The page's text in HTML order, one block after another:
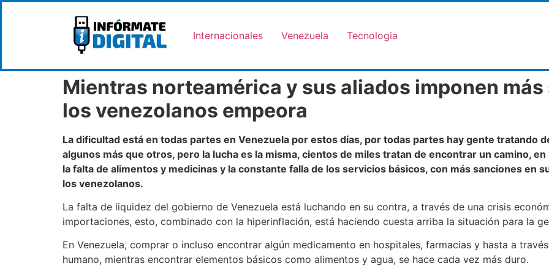
Internacionales Venezuela Tecnologia
Mientras norteamérica y sus aliados imponen
los venezolanos empeora
La dificultad está en todas partes en Venezuela por estos días, por todas partes hay gente tratando
algunos más que otros, pero la lucha es la misma, cientos de miles tratan de encontrar un camino,
la falta de alimentos y medicinas y la constante falla de los servicios básicos, con más sanciones en
los venezolanos.
La falta de liquidez del gobierno de Venezuela está luchando en su contra, a través de una crisis
importaciones, esto, combinado con la hiperinflación, está haciendo cuesta arriba la situación para la
En Venezuela, comprar o incluso encontrar algún medicamento en hospitales, farmacias y hasta a
humano, mientras encontrar elementos básicos como alimentos y agua, se hace cada vez más duro.